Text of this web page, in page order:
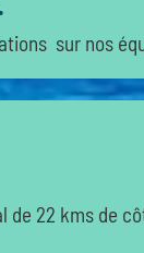
sur nos
22 kms de